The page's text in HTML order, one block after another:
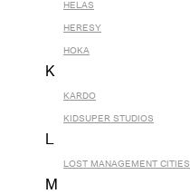
HELAS
HERESY
HOKA
K
KARDO
KIDSUPER STUDIOS
L
LOST MANAGEMENT CITIES
M